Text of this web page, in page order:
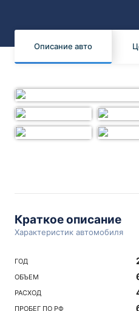
Описание авто
Краткое описание
Характеристик автомобиля
ГОД
ОБЪЕМ
РАСХОД
ПРОБЕГ ПО РФ